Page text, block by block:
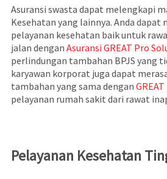
Asuransi swasta dapat melengkapi
Kesehatan yang lainnya. Anda dapat
pelayanan kesehatan baik untuk
jalan dengan Asuransi GREAT Pro
perlindungan tambahan BPJS yang
karyawan korporat juga dapat
tambahan yang sama dengan
pelayanan rumah sakit dari rawat
Pelayanan Kesehatan